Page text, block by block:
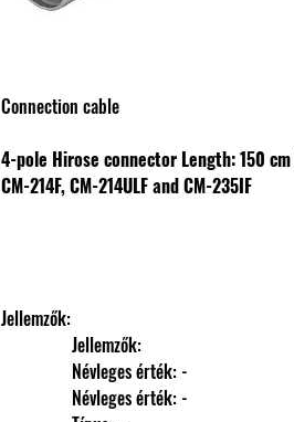
Connection cable
4-pole Hirose connector Length: 150 cm
CM-214F, CM-214ULF and CM-235IF
Jellemzők:
                Jellemzők:
                Névleges érték: -
                Névleges érték: -